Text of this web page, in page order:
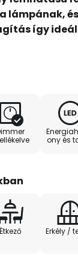
lámpának,
így
és
LED
6 óra
időt
K vagy
ony és
Étkező Erkély /